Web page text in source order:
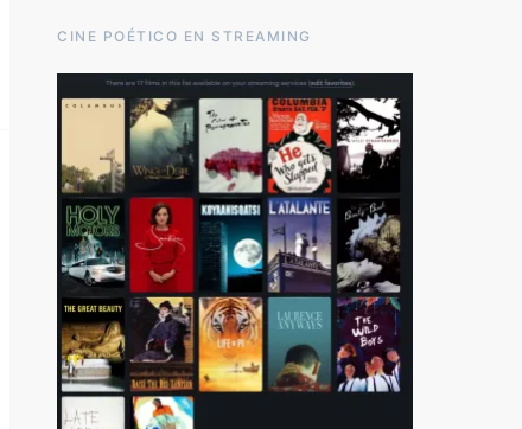
CINE POÉTICO EN STREAMING